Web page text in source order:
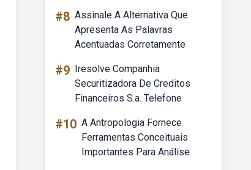
#8 Assinale A Alternativa Que
Apresenta As Palavras
Acentuadas Corretamente
#9 Iresolve Companhia
Securitizadora De Creditos
Financeiros S.a. Telefone
#10 A Antropologia Fornece
Ferramentas Conceituais
Importantes Para Análise